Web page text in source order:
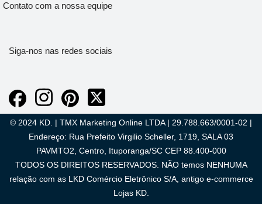
Contato com a nossa equipe
Siga-nos nas redes sociais
© 2024 KD. | TMX Marketing Online LTDA | 29.788.663/0001-02 |
Endereço: Rua Prefeito Virgilio Scheller, 1719, SALA 03
PAVMTO2, Centro, Ituporanga/SC CEP 88.400-000
TODOS OS DIREITOS RESERVADOS. NÃO temos NENHUMA
relação com as LKD Comércio Eletrônico S/A, antigo e-commerce
Lojas KD.